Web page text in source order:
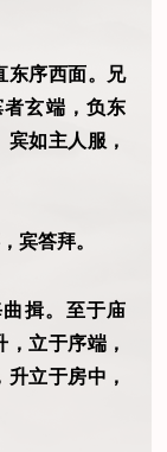
东序西面。兄
玄端，负东
如主人服，
宾答拜。
揖。至于庙
立于序端，
立于房中，